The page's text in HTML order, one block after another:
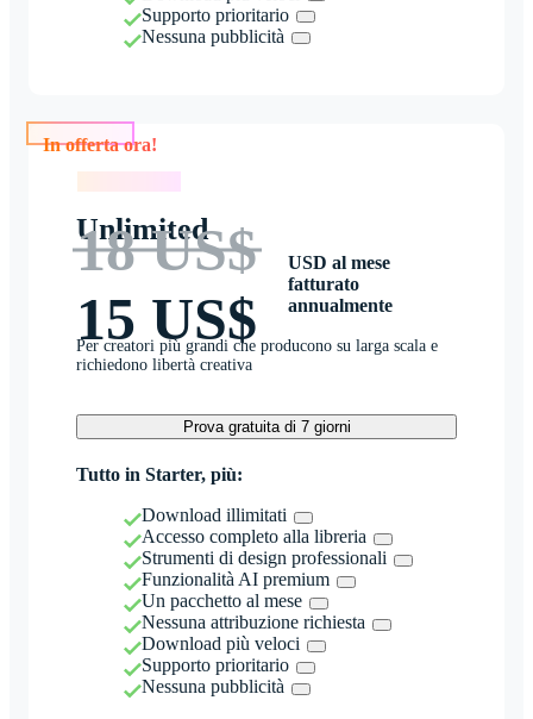
Supporto prioritario
Nessuna pubblicità
Unlimited
18 US$
15 US$
USD al mese
fatturato
annualmente
Per creatori più grandi che producono su larga scala e
richiedono libertà creativa
Prova gratuita di 7 giorni
Tutto in Starter, più:
Download illimitati
Accesso completo alla libreria
Strumenti di design professionali
Funzionalità AI premium
Un pacchetto al mese
Nessuna attribuzione richiesta
Download più veloci
Supporto prioritario
Nessuna pubblicità